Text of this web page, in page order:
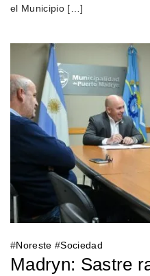
el Municipio […]
#Noreste #Sociedad
Madryn: Sastre